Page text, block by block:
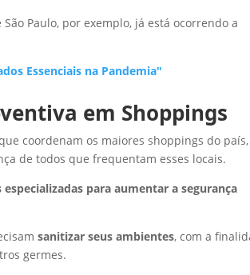
Paulo, por exemplo, já está ocorrendo a
Essenciais na Pandemia"
em Shoppings
coordenam os maiores shoppings do país,
de todos que frequentam esses locais.
para aumentar a segurança
sanitizar seus ambientes, com a
germes.